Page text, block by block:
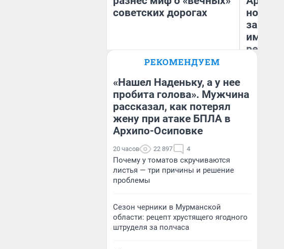
советских дорогах
Блогер, предприниматель,
бизнесе
новый
закон
РЕКОМЕНДУЕМ
«Нашел Наденьку, а у нее
пробита голова». Мужчина
рассказал, как потерял
жену при атаке БПЛА в
Архипо-Осиповке
20 часов 22 897 4
Почему у томатов скручиваются
листья — три причины и решение
проблемы
Сезон черники в Мурманской
области: рецепт хрустящего ягодного
штруделя за полчаса